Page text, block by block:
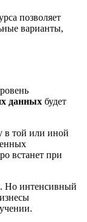
позволяет
варианты,
данных будет
в той или иной
встанет при
. Но интенсивный